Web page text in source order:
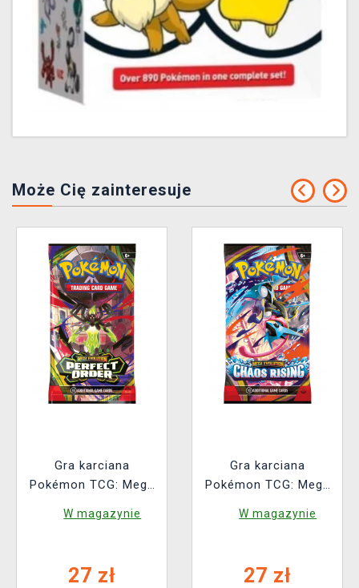
Może Cię zainteresuje
Gra karciana
Pokémon TCG: Mega
Order Booster (10
W magazynie
27 zł
Gra karciana
Pokémon TCG: Mega
Rising - Booster (10
W magazynie
27 zł